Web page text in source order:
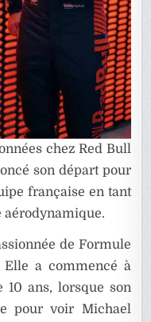
chez Red Bull
son départ pour
française en tant
aérodynamique.
de Formule
Elle a commencé à
10 ans, lorsque son
pour voir Michael